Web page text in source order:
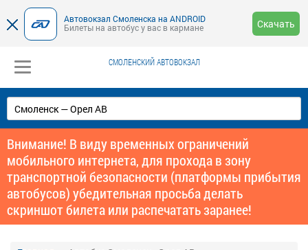
Автовокзал Смоленска на ANDROID
Билеты на автобус у вас в кармане
Скачать
СМОЛЕНСКИЙ АВТОВОКЗАЛ
Внимание! В виду временных ограничений
мобильного интернета, для прохода в зону
транспортной безопасности (платформы прибытия
автобусов) убедительная просьба делать
скриншот билета или распечатать заранее!